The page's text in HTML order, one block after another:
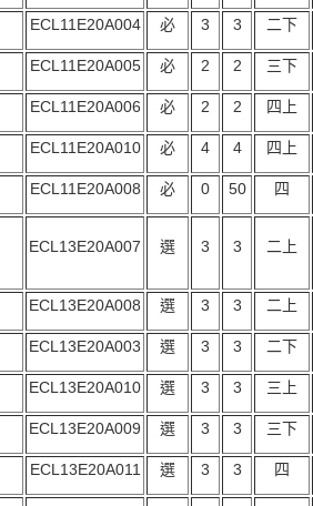
ECL11E20A004 必 3 3 二下
ECL11E20A005 必 2 2 三下
ECL11E20A006 必 2 2 四上
ECL11E20A010 必 4 4 四上
ECL11E20A008 必 0 50 四
ECL13E20A007 選 3 3 二上
ECL13E20A008 選 3 3 二上
ECL13E20A003 選 3 3 二下
ECL13E20A010 選 3 3 三上
ECL13E20A009 選 3 3 三下
ECL13E20A011 選 3 3 四